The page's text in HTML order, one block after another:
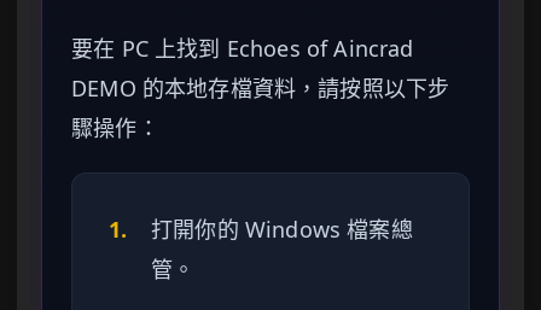
要在 PC 上找到 Echoes of Aincrad
DEMO 的本地存檔資料，請按照以下步
驟操作：
1.
打開你的 Windows 檔案總
管。